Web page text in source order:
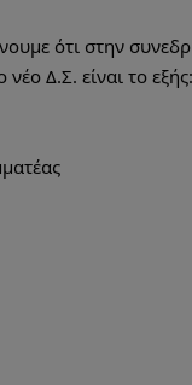
ότι στην
Δ.Σ. είναι το εξής: